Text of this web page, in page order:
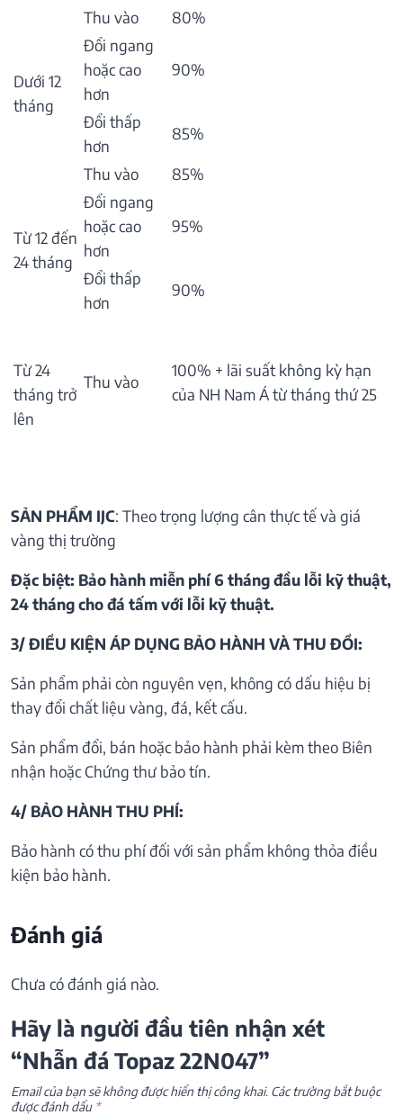
Dưới 12
tháng
Thu vào
80%
Đổi ngang
hoặc cao
hơn
90%
Đổi thấp
hơn
85%
Từ 12 đến
24 tháng
Thu vào
85%
Đổi ngang
hoặc cao
hơn
95%
Đổi thấp
hơn
90%
Từ 24
tháng trở
lên
Thu vào
100% + lãi suất không kỳ hạn
của NH Nam Á từ tháng thứ 25
SẢN PHẨM IJC: Theo trọng lượng cân thực tế và giá
vàng thị trường
Đặc biệt: Bảo hành miễn phí 6 tháng đầu lỗi kỹ thuật,
24 tháng cho đá tấm với lỗi kỹ thuật.
3/ ĐIỀU KIỆN ÁP DỤNG BẢO HÀNH VÀ THU ĐỒI:
Sản phẩm phải còn nguyên vẹn, không có dấu hiệu bị
thay đổi chất liệu vàng, đá, kết cấu.
Sản phẩm đổi, bán hoặc bảo hành phải kèm theo Biên
nhận hoặc Chứng thư bảo tín.
4/ BẢO HÀNH THU PHÍ:
Bảo hành có thu phí đối với sản phẩm không thỏa điều
kiện bảo hành.
Đánh giá
Chưa có đánh giá nào.
Hãy là người đầu tiên nhận xét
“Nhẫn đá Topaz 22N047”
Email của bạn sẽ không được hiển thị công khai. Các trường bắt buộc
được đánh dấu *